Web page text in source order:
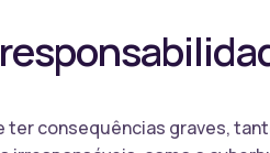
consequências graves,